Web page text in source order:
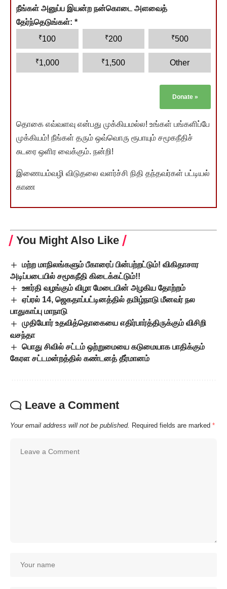
நீங்கள் அனுப்ப இயன்ற நன்கொடை அளவைத்
தேர்ந்தெடுங்கள்: *
₹100 ₹200 ₹500
₹1,000 ₹1,500 Other
Donate »
தொகை எவ்வளவு என்பது முக்கியமல்ல! உங்கள் பங்களிப்பே
முக்கியம்! நீங்கள் தரும் ஒவ்வொரு ரூபாயும் சமூகநீதிச்
சுடரை ஒளிர வைக்கும். நன்றி!
இணையம்வழி விடுதலை வளர்ச்சி நிதி தந்தவர்கள் பட்டியல்
காண
You Might Also Like
மற்ற மாநிலங்களும் பீகாரைப் பின்பற்றட்டும்! விகிதாசார
அடிப்படையில் சமூகநீதி கிடைக்கட்டும்!!
ஊர்தி வழங்கும் விழா மேடையின் அழகிய தோற்றம்
ஏப்ரல் 14, ஜெகதாப்பட்டினத்தில் தமிழ்நாடு மீனவர் நல
பாதுகாப்பு மாநாடு
முதியோர் உதவித்தொகையை எதிர்பார்த்திருக்கும் விசிறி
வசந்தா
பொது சிவில் சட்டம் ஒற்றுமையை கடுமையாக பாதிக்கும்
கேரள சட்டமன்றத்தில் கண்டனத் தீர்மானம்
Leave a Comment
Your email address will not be published. Required fields are marked *